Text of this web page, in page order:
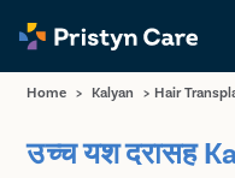
Home > Kalyan > Hair
उच्च यश दरासह